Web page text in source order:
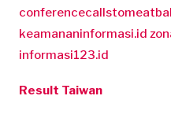
keamananinformasi.id
informasi123.id
Result Taiwan